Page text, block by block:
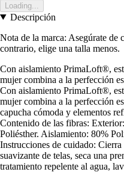
Loading...
Descripción
Nota de la marca: Asegúrate de
contrario, elige una talla menos.
Con aislamiento PrimaLoft®,
mujer combina a la perfección
Con aislamiento PrimaLoft®,
mujer combina a la perfección
capucha cómoda y elementos
Contenido de las fibras:
Poliésther. Aislamiento: 80%
Instrucciones de cuidado: Cierra
suavizante de telas, seca una
tratamiento repelente al agua,